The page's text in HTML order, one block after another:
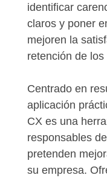
identificar
claros y poner
mejoren la
retención de los
Centrado en
aplicación
CX es una
responsables
pretenden
su empresa.